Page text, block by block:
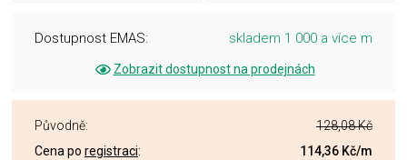
Dostupnost EMAS: skladem 1 000 a více m
Zobrazit dostupnost na prodejnách
Původně:
128,08 Kč
Cena po registraci: 114,36 Kč/m